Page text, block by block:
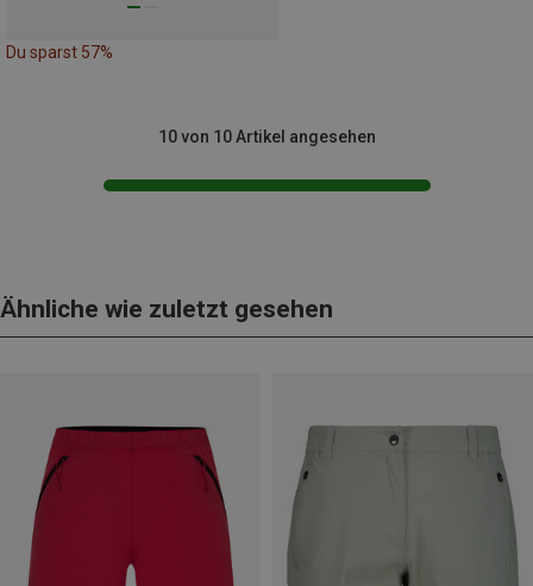
Du sparst 57%
10 von 10 Artikel angesehen
Ähnliche wie zuletzt gesehen